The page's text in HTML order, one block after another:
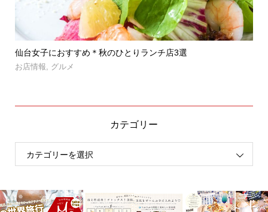
仙台女子におすすめ＊秋のひとりランチ店3選
お店情報 グルメ
カテゴリー